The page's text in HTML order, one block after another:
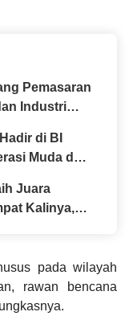
Pemasaran
Industri
di BI
Muda dan
Juara
Kalinya,
pada wilayah
rawan bencana